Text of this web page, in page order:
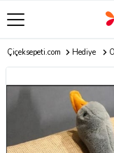
Çiçeksepeti.com Hediye